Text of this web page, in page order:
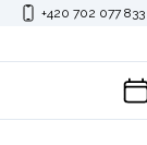
+420 702 077 833